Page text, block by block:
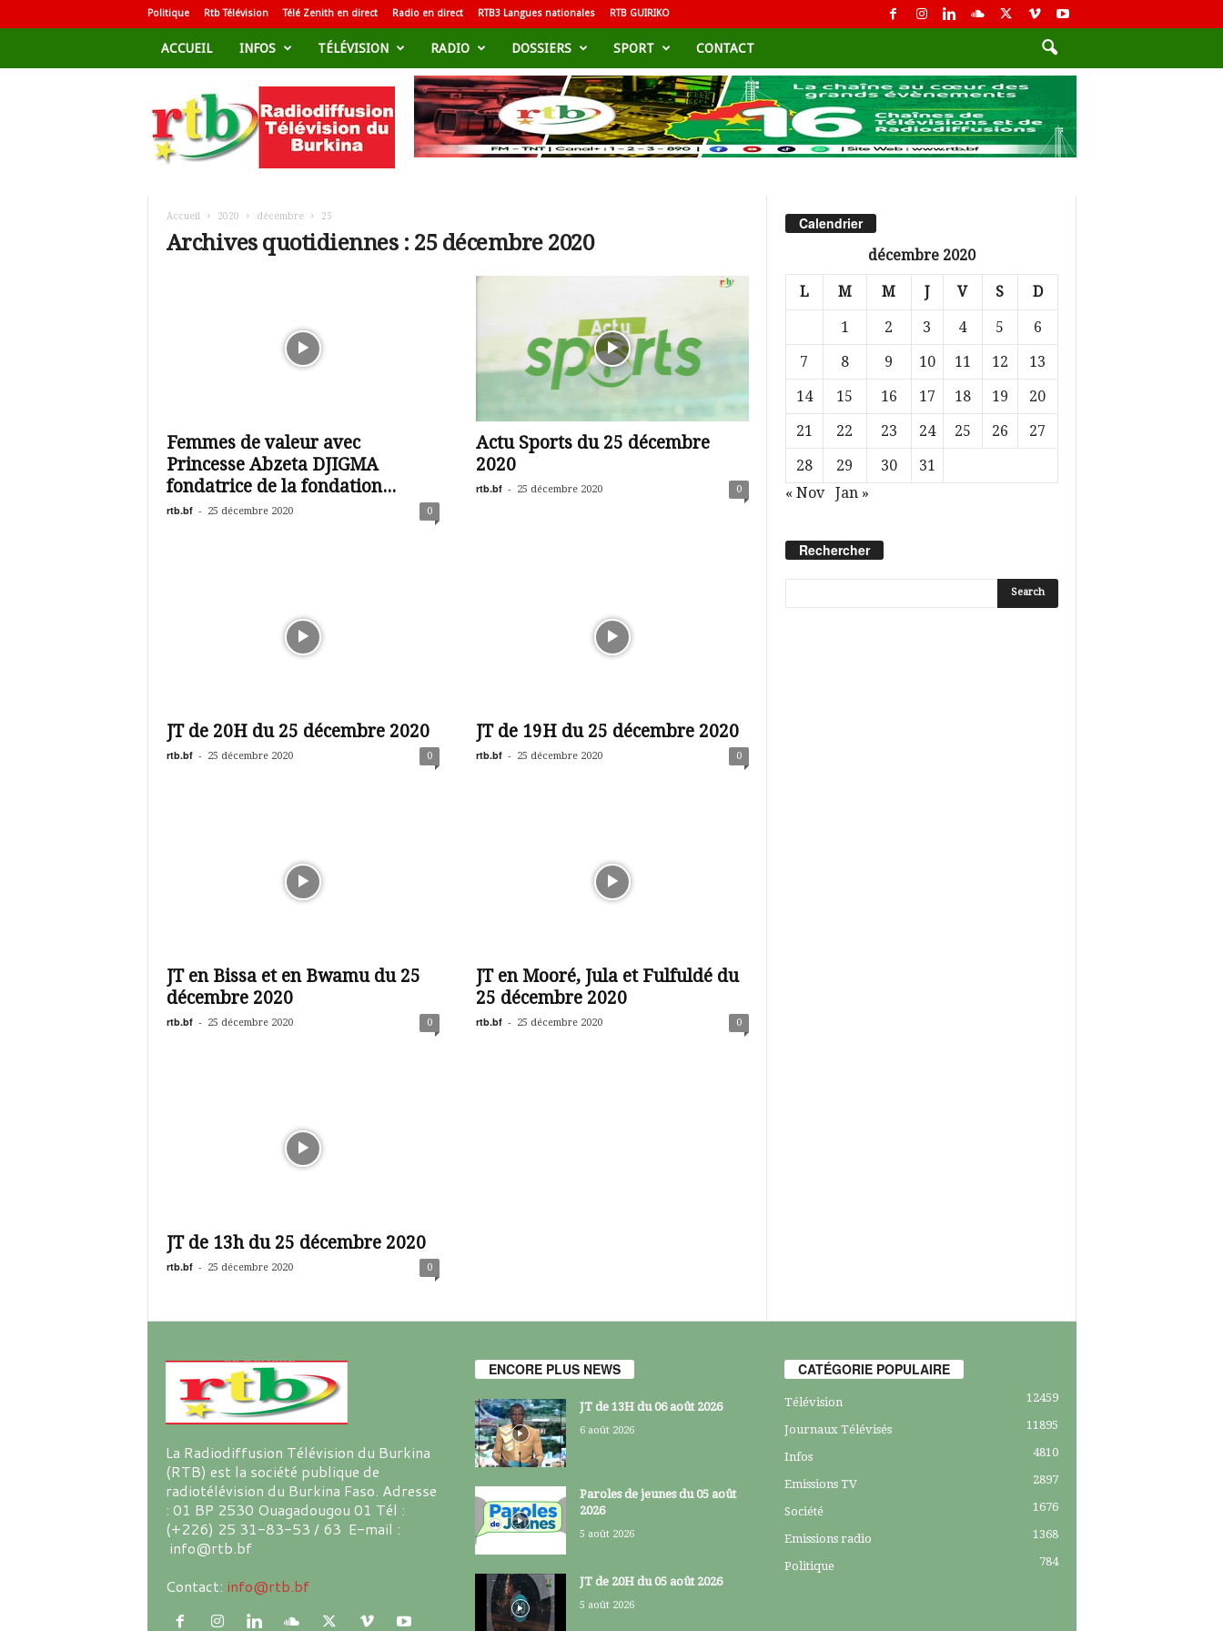
Politique Rtb Télévision Télé Zenith en direct Radio en direct RTB3 Langues nationales RTB GUIRIKO
ACCUEIL INFOS TÉLÉVISION RADIO DOSSIERS SPORT CONTACT
d
i
Accueil 2020 décembre 25
Archives quotidiennes : 25 décembre 2020
Femmes de valeur avec
Princesse Abzeta DJIGMA
fondatrice de la fondation...
rtb.bf - 25 décembre 2020 0
Actu Sports du 25 décembre
2020
rtb.bf - 25 décembre 2020 0
JT de 20H du 25 décembre 2020
rtb.bf - 25 décembre 2020 0
JT de 19H du 25 décembre 2020
rtb.bf - 25 décembre 2020 0
JT en Bissa et en Bwamu du 25
décembre 2020
rtb.bf - 25 décembre 2020 0
JT en Mooré, Jula et Fulfuldé du
25 décembre 2020
rtb.bf - 25 décembre 2020 0
JT de 13h du 25 décembre 2020
rtb.bf - 25 décembre 2020 0
Calendrier
décembre 2020
L M M J V S D
1 2 3 4 5
6
7
8 9 10 11 12
13
14
15 16 17 18 19
20
21
22 23 24 25 26
27
28
29 30
31
« Nov
Jan »
Rechercher
La Radiodiffusion Télévision du Burkina
(RTB) est la société publique de
radiotélévision du Burkina Faso. Adresse
: 01 BP 2530 Ouagadougou 01 Tél :
(+226) 25 31-83-53 / 63 E-mail :
info@rtb.bf
Contact: info@rtb.bf
ENCORE PLUS NEWS
JT de 13H du 06 août 2026
6 août 2026
Paroles de jeunes du 05 août
2026
5 août 2026
JT de 20H du 05 août 2026
5 août 2026
CATÉGORIE POPULAIRE
Télévision 12459
Journaux Télévisés 11895
Infos 4810
Emissions TV 2897
Société 1676
Emissions radio 1368
Politique 784